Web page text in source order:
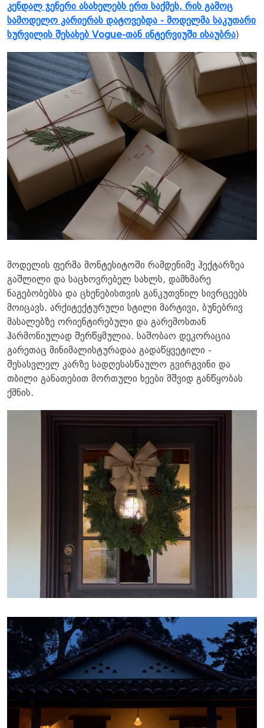
კენდალ ჯენერი ასახელებს ერთ საქმეს, რის გამოც
სამოდელო კარიერას დატოვებდა - მოდელმა საკუთარი
სურვილის შესახებ Vogue-თან ინტერვიუში ისაუბრა)
მოდელის ფერმა მონტესიტოში რამდენიმე ჰექტარზეა
გაშლილი და საცხოვრებელ სახლს, დამხმარე
ნაგებობებსა და ცხენებისთვის განკუთვნილ სივრცეებს
მოიცავს. არქიტექტურული სტილი მარტივი, ბუნებრივ
მასალებზე ორიენტირებული და გარემოსთან
ჰარმონიულად შერწყმულია. საშობაო დეკორაცია
გარეთაც მინიმალისტურადაა გადაწყვეტილი -
შესასვლელ კარზე სადღესასწაულო გვირგვინი და
თბილი განათებით მორთული ხეები მშვიდ განწყობას
ქმნის.